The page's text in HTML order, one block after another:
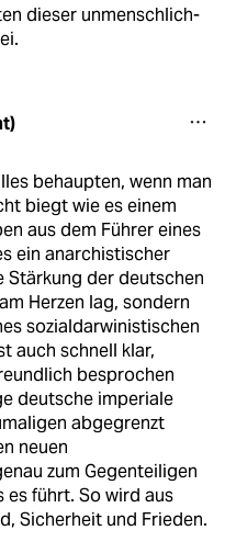
dieser unmenschlich-
behaupten, wenn man
biegt wie es einem
aus dem Führer eines
ein anarchistischer
Stärkung der deutschen
Herzen lag, sondern
sozialdarwinistischen
auch schnell klar,
besprochen
deutsche imperiale
abgegrenzt
neuen
zum Gegenteiligen
es führt. So wird aus
Sicherheit und Frieden.